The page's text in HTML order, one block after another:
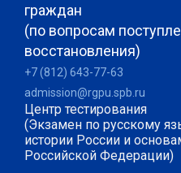
граждан
(по вопросам
восстановления)
+7 (812) 643-77-63
admission@rgpu.spb.ru
Центр тестирования
(Экзамен по русскому
истории России и
Российской Федерации)